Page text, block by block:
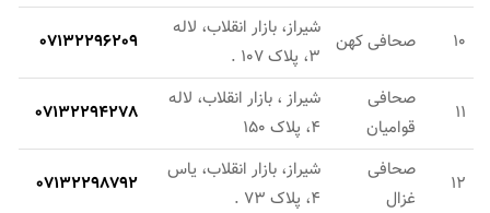
10 صحافی کهن
شیراز، بازار انقلاب، لاله
3، پلاک 107 .
07132296209
11
صحافی
قوامیان
شیراز ، بازار انقلاب، لاله
4، پلاک 150
07132294278
12
صحافی
غزال
شیراز، بازار انقلاب، یاس
4، پلاک 73 .
07132298792